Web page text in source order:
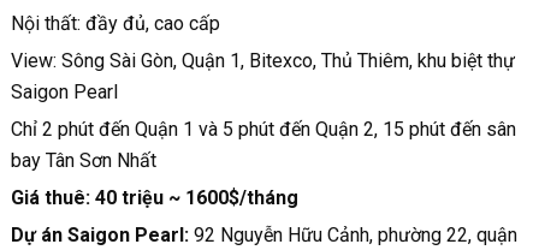
Nội thất: đầy đủ, cao cấp
View: Sông Sài Gòn, Quận 1, Bitexco, Thủ Thiêm, khu biệt thự
Saigon Pearl
Chỉ 2 phút đến Quận 1 và 5 phút đến Quận 2, 15 phút đến sân
bay Tân Sơn Nhất
Giá thuê: 40 triệu ~ 1600$/tháng
Dự án Saigon Pearl: 92 Nguyễn Hữu Cảnh, phường 22, quận